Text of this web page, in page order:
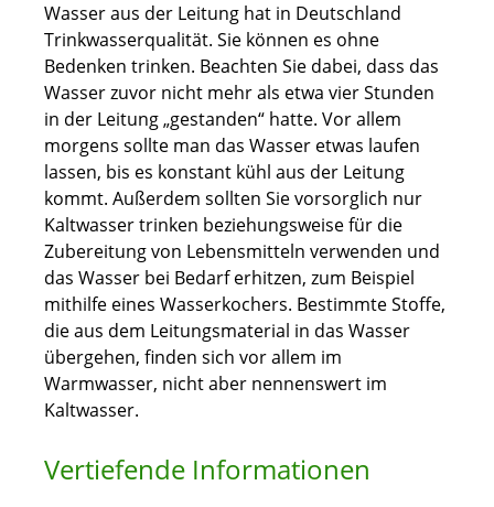
Wasser aus der Leitung hat in Deutschland
Trinkwasserqualität. Sie können es ohne
Bedenken trinken. Beachten Sie dabei, dass das
Wasser zuvor nicht mehr als etwa vier Stunden
in der Leitung „gestanden“ hatte. Vor allem
morgens sollte man das Wasser etwas laufen
lassen, bis es konstant kühl aus der Leitung
kommt. Außerdem sollten Sie vorsorglich nur
Kaltwasser trinken beziehungsweise für die
Zubereitung von Lebensmitteln verwenden und
das Wasser bei Bedarf erhitzen, zum Beispiel
mithilfe eines Wasserkochers. Bestimmte Stoffe,
die aus dem Leitungsmaterial in das Wasser
übergehen, finden sich vor allem im
Warmwasser, nicht aber nennenswert im
Kaltwasser.
Vertiefende Informationen